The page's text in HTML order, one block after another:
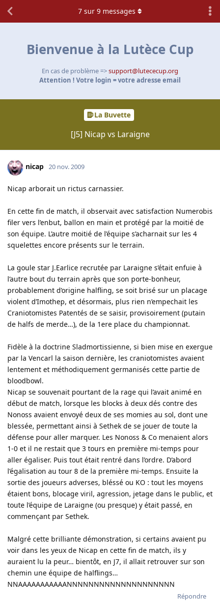
Bienvenue à la Lutèce Cup
En cas de problème =>support@lutececup.org
Attention ! Votre login = votre adresse email
La Buvette
[J5] Nicap vs Laraigne
7 sur 9 messages
nicap 20 nov. 2009
Nicap arborait un rictus carnassier.
En cette fin de match, il observait avec satisfaction Numerobis
filer vers l’enbut, ballon en main et protégé par la moitié de
son équipe. L’autre moitié de l’équipe s’acharnait sur les 4
squelettes encore présents sur le terrain.
La goule star J.Earlice recrutée par Laraigne s’était enfuie à
l’autre bout du terrain après que son porte-bonheur,
probablement d’origine halfling, se soit brisé sur un placage
violent d’Imothep, et désormais, plus rien n’empechait les
Craniotomistes Patentés de se saisir, provisoirement (putain
de halfs de merde…), de la 1ere place du championnat.
Fidèle à la doctrine Sladmortissienne, si bien mise en exergue
par la Vencarl la saison dernière, les craniotomistes avaient
lentement et méthodiquement germanisés cette partie de
bloodbowl.
Nicap se souvenait pourtant de la rage qui l’avait animé en
début de match, lorsque les blocks à deux dés contre des
Nonoss avaient envoyé deux de ses momies au sol, dont une
blessée, permettant ainsi à Sethek de se jouer de toute la
défense pour aller marquer. Les Nonoss & Co menaient alors
1-0 et il ne restait que 3 tours en première mi-temps pour
aller égaliser. Puis tout était rentré dans l’ordre. D’abord
l’égalisation au tour 8 de la première mi-temps. Ensuite la
sortie des joueurs adverses, bléssé ou KO : tout les moyens
étaient bons, blocage viril, agression, jetage dans le public, et
toute l’équipe de Laraigne (ou presque) y était passé, en
commençant par Sethek.
Malgré cette brilliante démonstration, si certains avaient pu
voir dans les yeux de Nicap en cette fin de match, ils y
auraient lu la peur… bientôt, en J7, il allait retrouver sur son
chemin une équipe de halflings…
NNAAAAAAAAAAANNNNNNNNNNNNNNNNNNNN
Répondre